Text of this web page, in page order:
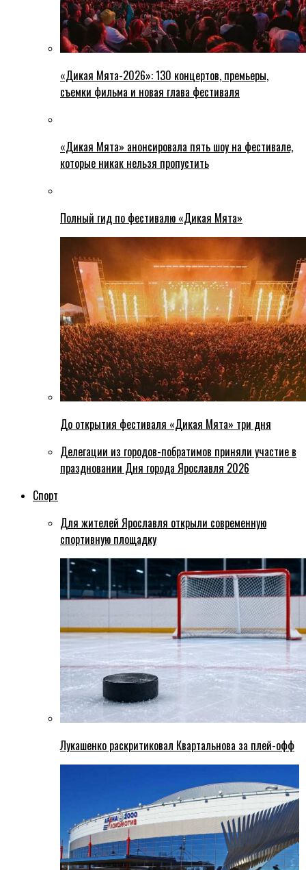
«Дикая Мята-2026»: 130 концертов, премьеры,
съемки фильма и новая глава фестиваля
«Дикая Мята» анонсировала пять шоу на фестивале,
которые никак нельзя пропустить
Полный гид по фестивалю «Дикая Мята»
До открытия фестиваля «Дикая Мята» три дня
Делегации из городов-побратимов приняли участие в
праздновании Дня города Ярославля 2026
Спорт
Для жителей Ярославля открыли современную
спортивную площадку
Лукашенко раскритиковал Квартальнова за плей-офф